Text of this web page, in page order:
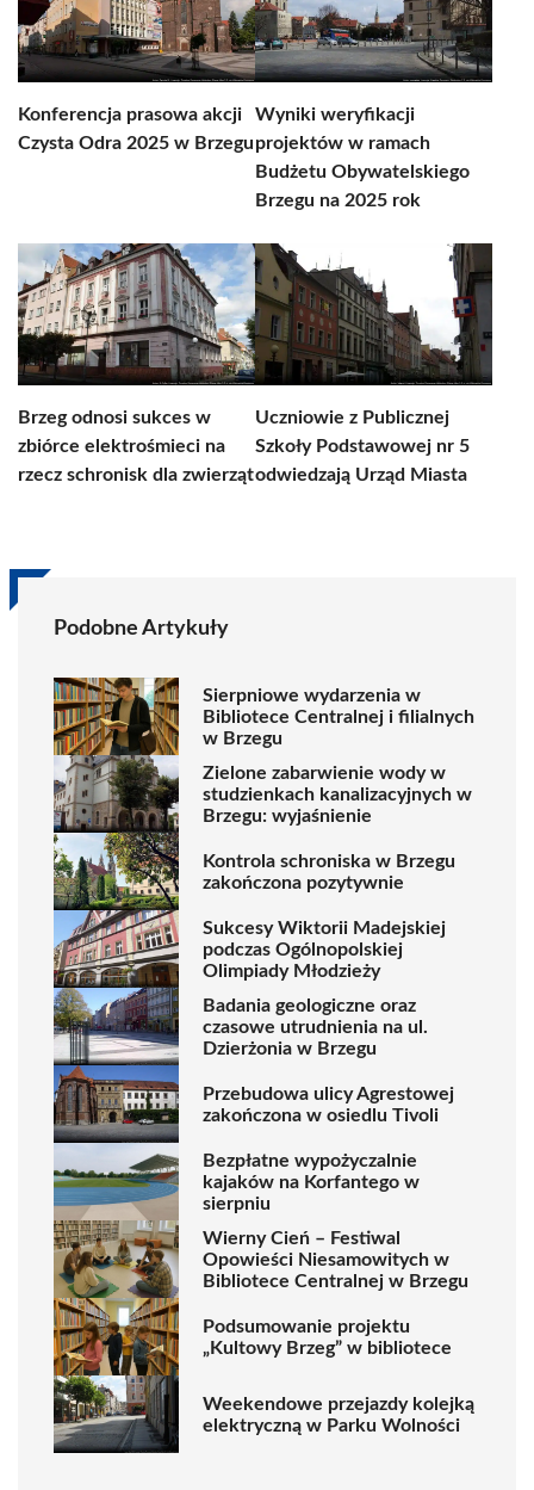
Konferencja prasowa akcji
Czysta Odra 2025 w Brzegu
Wyniki weryfikacji
projektów w ramach
Budżetu Obywatelskiego
Brzegu na 2025 rok
Brzeg odnosi sukces w
zbiórce elektrośmieci na
rzecz schronisk dla zwierząt
Uczniowie z Publicznej
Szkoły Podstawowej nr 5
odwiedzają Urząd Miasta
Podobne Artykuły
Sierpniowe wydarzenia w
Bibliotece Centralnej i filialnych
w Brzegu
Zielone zabarwienie wody w
studzienkach kanalizacyjnych w
Brzegu: wyjaśnienie
Kontrola schroniska w Brzegu
zakończona pozytywnie
Sukcesy Wiktorii Madejskiej
podczas Ogólnopolskiej
Olimpiady Młodzieży
Badania geologiczne oraz
czasowe utrudnienia na ul.
Dzierżonia w Brzegu
Przebudowa ulicy Agrestowej
zakończona w osiedlu Tivoli
Bezpłatne wypożyczalnie
kajaków na Korfantego w
sierpniu
Wierny Cień – Festiwal
Opowieści Niesamowitych w
Bibliotece Centralnej w Brzegu
Podsumowanie projektu
„Kultowy Brzeg” w bibliotece
Weekendowe przejazdy kolejką
elektryczną w Parku Wolności